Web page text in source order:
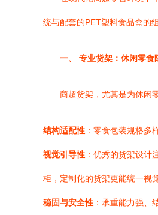
统与配套的PET塑料食品盒的
一、 专业货架：休闲零食
商超货架，尤其是为休闲
结构适配性 ：零食包装规格多
视觉引导性 ：优秀的货架设计
柜，定制化的货架更能统一视
稳固与安全性 ：承重能力强、